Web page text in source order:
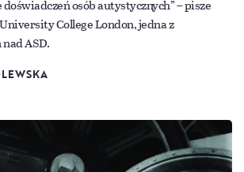
osób autystycznych” – pisze
College London, jedna z
ASD.